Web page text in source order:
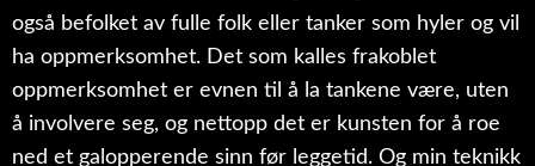
også befolket av fulle folk eller tanker som hyler og vil
ha oppmerksomhet. Det som kalles frakoblet
oppmerksomhet er evnen til å la tankene være, uten
å involvere seg, og nettopp det er kunsten for å roe
ned et galopperende sinn før leggetid. Og min teknikk